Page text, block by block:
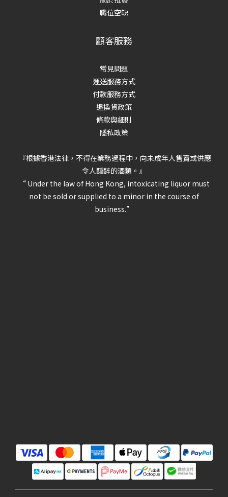
職位空缺
顧客服務
常見問題
運送服務方式
付款服務方式
退換貨政策
條款與細則
隱私政策
『根據香港法律，不得在業務過程中，向未成年人售賣或供應
令人醺醉的酒類。』
“ Under the law of Hong Kong, intoxicating liquor must
not be sold or supplied to a minor in the course of
business.”